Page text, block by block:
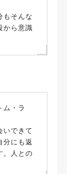
もそんな
から意識
ム・ラ
いできて
分にも返
。人との